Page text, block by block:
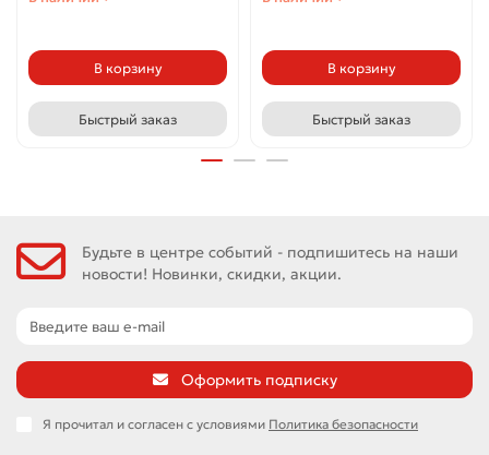
В корзину
Быстрый заказ
В корзину
Быстрый заказ
Будьте в центре событий - подпишитесь на наши
новости! Новинки, скидки, акции.
Оформить подписку
Я прочитал и согласен с условиями Политика безопасности